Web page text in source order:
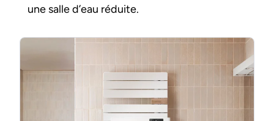
une salle d’eau réduite.